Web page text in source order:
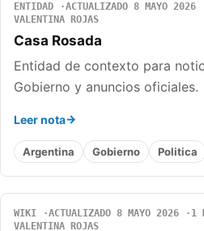
ENTIDAD ACTUALIZADO 8 MAYO 2026
VALENTINA ROJAS
Casa Rosada
Entidad de contexto para
Gobierno y anuncios oficiales.
Leer nota
Argentina Gobierno Politica
WIKI ACTUALIZADO 8 MAYO 2026
1
VALENTINA ROJAS